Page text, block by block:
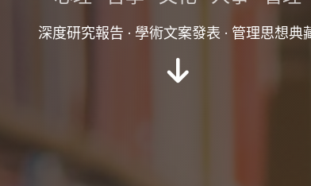
深度研究報告 · 學術文案發表 · 管理思想典